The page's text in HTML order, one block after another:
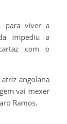
para viver a
impediu a
com o
angolana
vai mexer
Ramos.